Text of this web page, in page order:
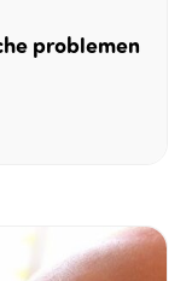
problemen